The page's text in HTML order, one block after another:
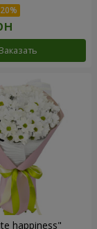
Заказать
happiness"